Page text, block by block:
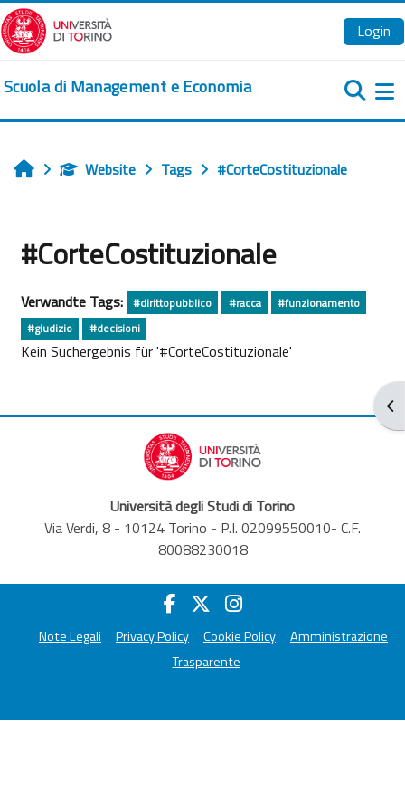
Zum Hauptinhalt
Login
Scuola di Management e Economia
Startseite
Website Tags #CorteCostituzionale
#CorteCostituzionale
Verwandte Tags: #dirittopubblico #racca
#funzionamento
#giudizio
#decisioni
Kein Suchergebnis für '#CorteCostituzionale'
Università degli Studi di Torino
Via Verdi, 8 - 10124 Torino - P.I. 02099550010- C.F.
80088230018
Note Legali Privacy Policy Cookie Policy
Amministrazione
Trasparente